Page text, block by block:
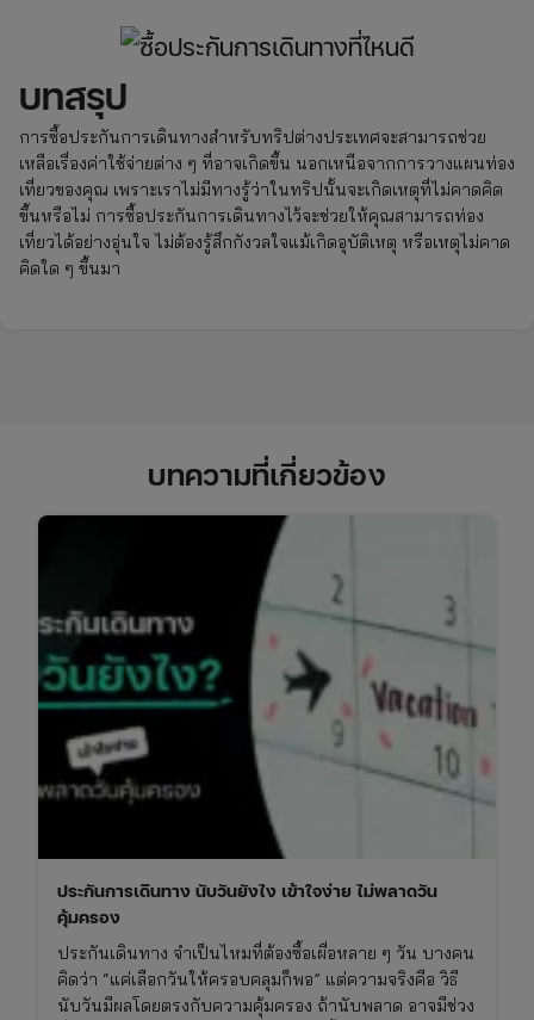
บทสรุป
การซื้อประกันการเดินทางสำหรับทริปต่างประเทศจะสามารถช่วย
เหลือเรื่องค่าใช้จ่ายต่าง ๆ ที่อาจเกิดขึ้น นอกเหนือจากการวางแผนท่อง
เที่ยวของคุณ เพราะเราไม่มีทางรู้ว่าในทริปนั้นจะเกิดเหตุที่ไม่คาดคิด
ขึ้นหรือไม่ การซื้อประกันการเดินทางไว้จะช่วยให้คุณสามารถท่อง
เที่ยวได้อย่างอุ่นใจ ไม่ต้องรู้สึกกังวลใจแม้เกิดอุบัติเหตุ หรือเหตุไม่คาด
คิดใด ๆ ขึ้นมา
บทความที่เกี่ยวข้อง
ประกันการเดินทาง นับวันยังไง เข้าใจง่าย ไม่พลาดวัน
คุ้มครอง
ประกันเดินทาง จำเป็นไหมที่ต้องซื้อเผื่อหลาย ๆ วัน บางคน
คิดว่า “แค่เลือกวันให้ครอบคลุมก็พอ” แต่ความจริงคือ วิธี
นับวันมีผลโดยตรงกับความคุ้มครอง ถ้านับพลาด อาจมีช่วง